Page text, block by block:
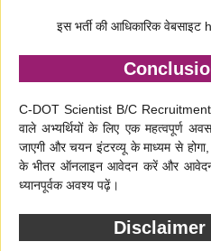
इस भर्ती की आधिकारिक
C-DOT Scientist B/C Recruitment
वाले अभ्यर्थियों के लिए एक महत्वपूर्ण
जाएगी और चयन इंटरव्यू के माध्यम से होगा,
के भीतर ऑनलाइन आवेदन करें और आवेदन
ध्यानपूर्वक अवश्य पढ़ें।
Disclaimer